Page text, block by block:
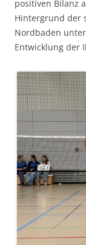
positiven Bilanz
Hintergrund der
Nordbaden
Entwicklung der